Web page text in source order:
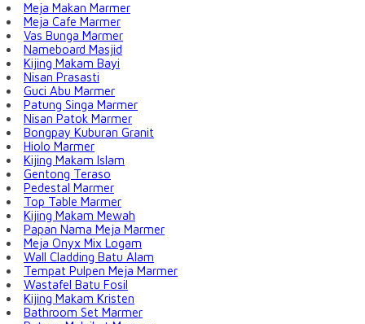
Meja Makan Marmer
Meja Cafe Marmer
Vas Bunga Marmer
Nameboard Masjid
Kijing Makam Bayi
Nisan Prasasti
Guci Abu Marmer
Patung Singa Marmer
Nisan Patok Marmer
Bongpay Kuburan Granit
Hiolo Marmer
Kijing Makam Islam
Gentong Teraso
Pedestal Marmer
Top Table Marmer
Kijing Makam Mewah
Papan Nama Meja Marmer
Meja Onyx Mix Logam
Wall Cladding Batu Alam
Tempat Pulpen Meja Marmer
Wastafel Batu Fosil
Kijing Makam Kristen
Bathroom Set Marmer